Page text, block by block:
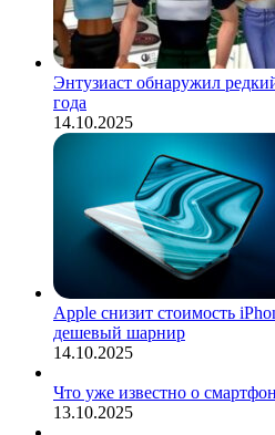
Энтузиаст обнаружил
года
14.10.2025
Apple снизит стоимость
дешевый шарнир
14.10.2025
Что уже известно о
13.10.2025